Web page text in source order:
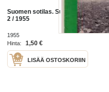
Suomen sotilas. Suomen mies. N:o
2 / 1955
1955
Hinta:
1,50 €
LISÄÄ OSTOSKORIIN